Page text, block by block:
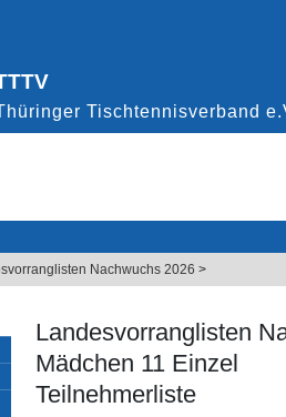
Nachwuchs 2026 >
Landesvorranglisten
Mädchen 11 Einzel
Teilnehmerliste